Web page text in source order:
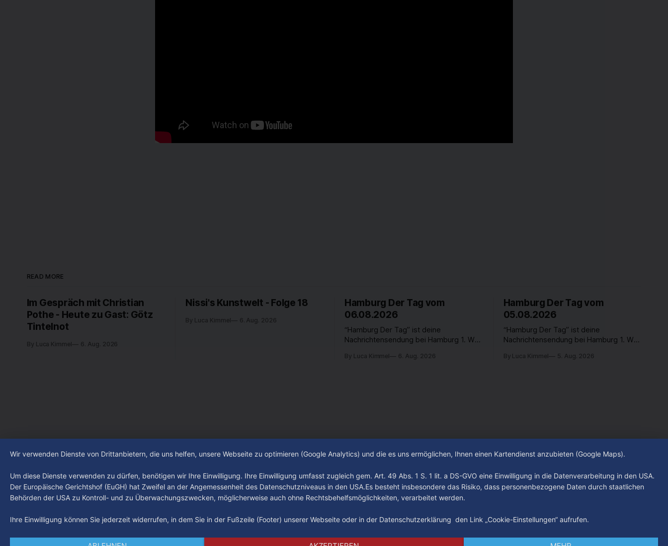
READ MORE
Im Gespräch mit Christian
Pothe - Heute zu Gast: Götz
Tintelnot
By Luca Kimmel 6. Aug. 2026
Nissi's Kunstwelt - Folge 18
By Luca Kimmel 6. Aug. 2026
Hamburg Der Tag vom
06.08.2026
“Hamburg Der Tag” ist deine
Nachrichtensendung bei Hamburg 1. Was
beschäftigt die Hamburgerinnen und
By Luca Kimmel 6. Aug. 2026
Hamburg Der Tag vom
05.08.2026
“Hamburg Der Tag” ist deine
Nachrichtensendung bei Hamburg 1. Was
beschäftigt die Hamburgerinnen und
By Luca Kimmel 5. Aug. 2026
ImpressumDatenschutzAGB
Wir verwenden Dienste von Drittanbietern, die uns helfen, unsere Webseite zu optimieren (Google Analytics) und die es uns ermöglichen, Ihnen einen Kartendienst anzubieten (Google Maps).
Um diese Dienste verwenden zu dürfen, benötigen wir Ihre Einwilligung. Ihre Einwilligung umfasst zugleich gem. Art. 49 Abs. 1 S. 1 lit. a DS-GVO eine Einwilligung in die Datenverarbeitung in den USA.
Der Europäische Gerichtshof (EuGH) hat Zweifel an der Angemessenheit des Datenschutzniveaus in den USA.Es besteht insbesondere das Risiko, dass personenbezogene Daten durch staatlichen
Behörden der USA zu Kontroll- und zu Überwachungszwecken, möglicherweise auch ohne Rechtsbehelfsmöglichkeiten, verarbeitet werden.
Ihre Einwilligung können Sie jederzeit widerrufen, in dem Sie in der Fußzeile (Footer) unserer Webseite oder in der Datenschutzerklärung den Link „Cookie-Einstellungen“ aufrufen.